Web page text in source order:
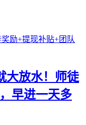
大放水！师徒
早进一天多